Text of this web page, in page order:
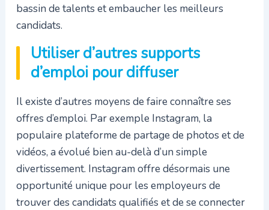
bassin de talents et embaucher les meilleurs
candidats.
Utiliser d’autres supports
d’emploi pour diffuser
Il existe d’autres moyens de faire connaître ses
offres d’emploi. Par exemple Instagram, la
populaire plateforme de partage de photos et de
vidéos, a évolué bien au-delà d’un simple
divertissement. Instagram offre désormais une
opportunité unique pour les employeurs de
trouver des candidats qualifiés et de se connecter